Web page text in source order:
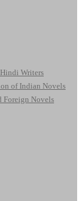
Hindi Writers
of Indian Novels
Foreign Novels